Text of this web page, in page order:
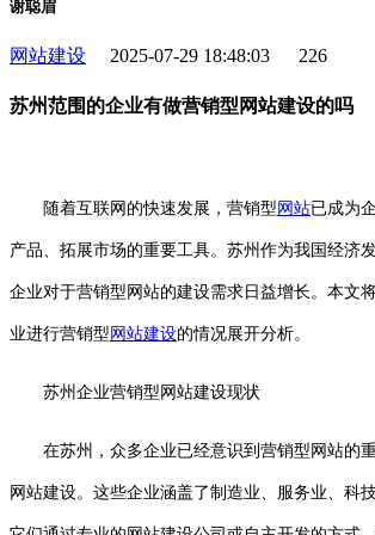
谢聪眉
网站建设 2025-07-29 18:48:03 226
苏州范围的企业有做营销型网站建设的吗
随着互联网的快速发展，营销型 网站已成为
产品、拓展市场的重要工具。苏州作为我国经济
企业对于营销型网站的建设需求日益增长。本文
业进行营销型 网站建设的情况展开分析。
苏州企业营销型网站建设现状
在苏州，众多企业已经意识到营销型网站的
网站建设。这些企业涵盖了制造业、服务业、科